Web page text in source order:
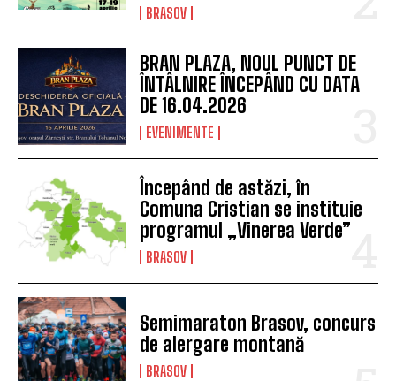
BRASOV
BRAN PLAZA, NOUL PUNCT DE
ÎNTÂLNIRE ÎNCEPÂND CU DATA
DE 16.04.2026
EVENIMENTE
Începând de astăzi, în
Comuna Cristian se instituie
programul „Vinerea Verde”
BRASOV
Semimaraton Brasov, concurs
de alergare montană
BRASOV